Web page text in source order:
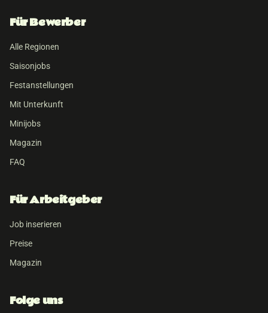
Für Bewerber
Alle Regionen
Saisonjobs
Festanstellungen
Mit Unterkunft
Minijobs
Magazin
FAQ
Für Arbeitgeber
Job inserieren
Preise
Magazin
Folge uns